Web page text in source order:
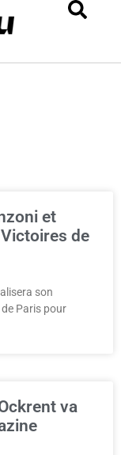
et
de
son
Paris pour
va